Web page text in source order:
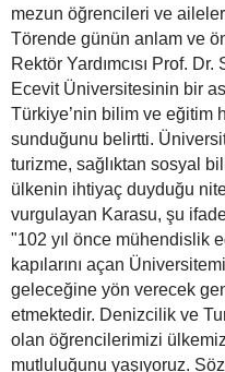
mezun öğrencileri ve
Törende günün anlam ve
Rektör Yardımcısı Prof.
Ecevit Üniversitesinin bir
Türkiye’nin bilim ve eğitim
sunduğunu belirtti.
turizme, sağlıktan sosyal
ülkenin ihtiyaç duyduğu
vurgulayan Karasu, şu
"102 yıl önce mühendislik
kapılarını açan
geleceğine yön verecek
etmektedir. Denizcilik ve
olan öğrencilerimizi
mutluluğunu yaşıyoruz.